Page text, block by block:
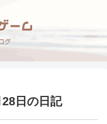
28日の日記